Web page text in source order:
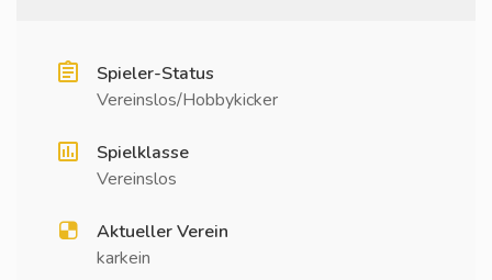
Spieler-Status
Vereinslos/Hobbykicker
Spielklasse
Vereinslos
Aktueller Verein
karkein